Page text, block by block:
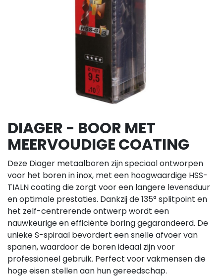
DIAGER - BOOR MET
MEERVOUDIGE COATING
Deze Diager metaalboren zijn speciaal ontworpen
voor het boren in inox, met een hoogwaardige HSS-
TIALN coating die zorgt voor een langere levensduur
en optimale prestaties. Dankzij de 135° splitpoint en
het zelf-centrerende ontwerp wordt een
nauwkeurige en efficiënte boring gegarandeerd. De
unieke S-spiraal bevordert een snelle afvoer van
spanen, waardoor de boren ideaal zijn voor
professioneel gebruik. Perfect voor vakmensen die
hoge eisen stellen aan hun gereedschap.